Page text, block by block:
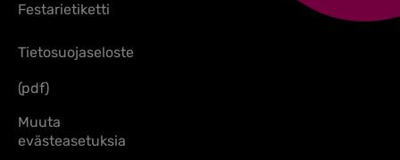
Festarietiketti
Tietosuojaseloste
(pdf)
Muuta
evästeasetuksia